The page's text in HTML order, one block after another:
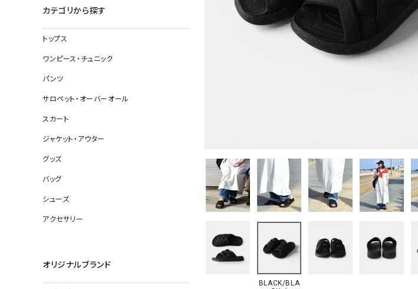
すべて見る
帽子
ソックス
その他雑貨
ジャケット
カテゴリから探す
トップス
ワンピース・チュニック
パンツ
サロペット・オーバーオール
スカート
ジャケット・アウター
グッズ
バッグ
シューズ
アクセサリー
オリジナルブランド
BLACK/BLA